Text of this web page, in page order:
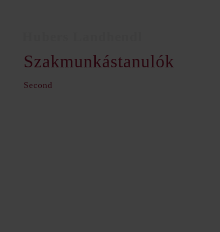
Szakmunkástanulók
Second